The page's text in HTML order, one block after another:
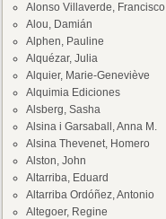
Alonso Villaverde, Francisco
Alou, Damián
Alphen, Pauline
Alquézar, Julia
Alquier, Marie-Geneviève
Alquimia Ediciones
Alsberg, Sasha
Alsina i Garsaball, Anna M.
Alsina Thevenet, Homero
Alston, John
Altarriba, Eduard
Altarriba Ordóñez, Antonio
Altegoer, Regine